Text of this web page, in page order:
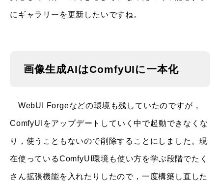
にギャラリーを更新したいですね。
画像生成AIはComfyUIに一本化
WebUI Forgeなどの環境も残していたのですが，
ComfyUIをアップデートしていく中で起動できなくな
り，使うこともないので削除することにしました。現
在使っているComfyUI環境も使い方を学ぶ段階でたく
さん拡張機能を入れたりしたので，一度構築し直した